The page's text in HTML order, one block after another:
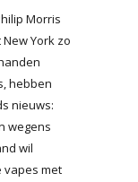
Morris
York zo
hebben
nieuws:
wegens
wil
vapes met